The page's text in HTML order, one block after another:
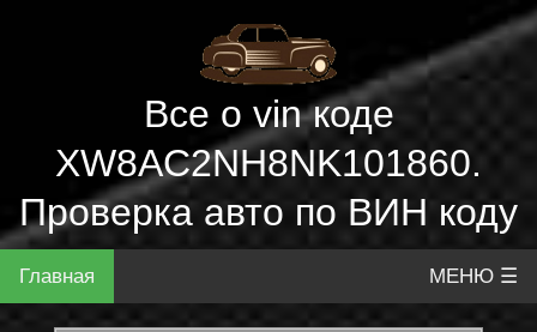
Все о vin коде
XW8AC2NH8NK101860.
Проверка авто по ВИН коду
Главная МЕНЮ ☰